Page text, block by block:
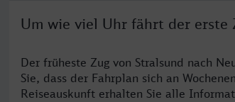
Um wie viel Uhr fährt der erste
Der früheste Zug von Stralsund nach
Sie, dass der Fahrplan sich an
Reiseauskunft erhalten Sie alle